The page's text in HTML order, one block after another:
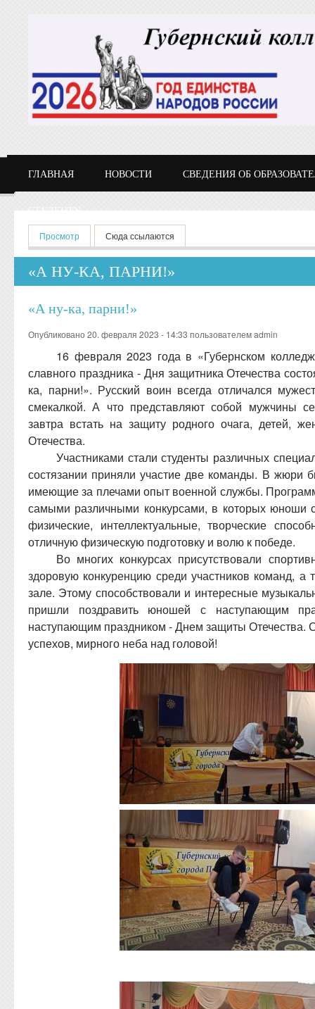
ГЛАВНАЯ НОВОСТИ СВЕДЕНИЯ ОБ
СТУДЕНТУ
Главные вкладки
Просмотр (активная вкладка)
Сюда ссылаются
«А НУ-КА, ПАРНИ!»
«А ну-ка, парни!»
Опубликовано 20. февраля 2023 - 14:33 пользователемadmin
16 февраля 2023 года в «Губернском
славного праздника - Дня защитника Отечества
ка, парни!». Русский воин всегда отличался
смекалкой. А что представляют собой мужчины
завтра встать на защиту родного очага, детей,
Отечества.
Участниками стали студенты различных
состязании приняли участие две команды. В жюри
имеющие за плечами опыт военной службы.
самыми различными конкурсами, в которых юноши
физические, интеллектуальные, творческие
отличную физическую подготовку и волю к победе.
Во многих конкурсах присутствовали
здоровую конкуренцию среди участников команд, а
зале. Этому способствовали и интересные
пришли поздравить юношей с наступающим
наступающим праздником - Днем защиты Отечества.
успехов, мирного неба над головой!